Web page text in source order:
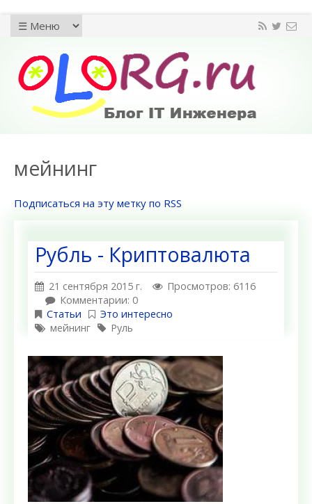
мейнинг
Подписаться на эту метку по RSS
Рубль - Криптовалюта
21 сентября 2015 г.
Просмотров: 6116
Комментарии: 0
Статьи
Это интересно
мейнинг
Руль